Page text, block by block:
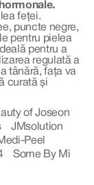
feței.
puncte negre,
pentru pielea
pentru a
regulată a
tânără, fața va
curată și
of Joseon
JMsolution
Peel
Some By Mi